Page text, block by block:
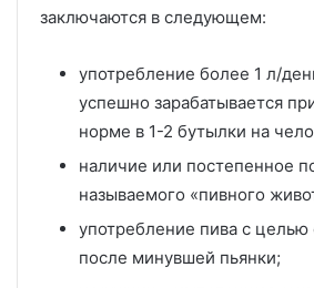
заключаются в следующем:
употребление более 1 л/
успешно зарабатывается
норме в 1-2 бутылки на
наличие или постепенное
называемого «пивного
употребление пива с целью
после минувшей пьянки;